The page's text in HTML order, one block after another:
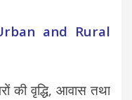
and Rural
की वृद्धि, आवास तथा